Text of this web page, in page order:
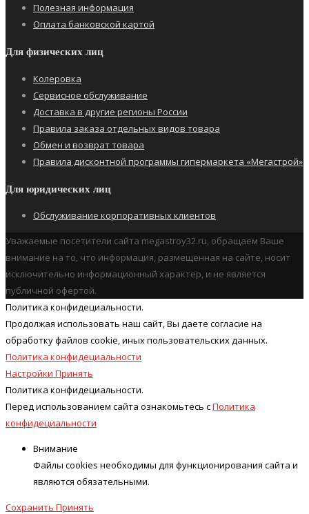
Полезная информация
Оплата банковской картой
Для физических лиц
Колеровка
Сервисное обслуживание
Доставка в другие регионы России
Правила заказа отдельных видов товара
Обмен и возврат товара
Правила дисконтной программы гипермаркета «Мегастрой»
Для юридических лиц
Обслуживание корпоративных клиентов
Уважаемые посетители сайта megastroy32.ru, обращаем Ваше
внимание на то, что информация, размещенная на сайте, носит
исключительно информационный характер, и не является
публичной офертой.
Политика конфидециальности.
Продолжая использовать наш cайт, Вы даете согласие на
обработку файлов cookie, иных пользовательских данных.
Политика конфидециальности
Настройки Принять
Политика конфидециальности.
Перед использованием сайта ознакомьтесь сПолитика
конфидециальности
Внимание
Файлы cookies необходимы для функционирования сайта и
являются обязательными.
Сохранить Принять